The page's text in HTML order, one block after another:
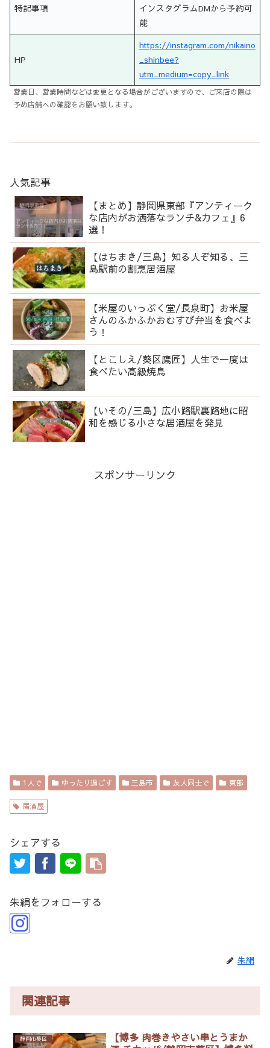
特記事項
インスタグラムDMから予約可
能
HP
https://instagram.com/nikaino
_shinbee?
utm_medium=copy_link
営業日、営業時間などは変更となる場合がございますので、ご来店の際は
予め店舗への確認をお願い致します。
人気記事
【まとめ】静岡県東部『アンティーク
な店内がお洒落なランチ&カフェ』6
選！
【はちまき/三島】知る人ぞ知る、三
島駅前の割烹居酒屋
【米屋のいっぷく堂/長泉町】お米屋
さんのふかふかおむすび弁当を食べよ
う！
【とこしえ/葵区鷹匠】人生で一度は
食べたい高級焼鳥
【いその/三島】広小路駅裏路地に昭
和を感じる小さな居酒屋を発見
スポンサーリンク
1人で ゆったり過ごす 三島市 友人同士で 東部
居酒屋
シェアする
朱絹をフォローする
朱絹
関連記事
静岡市葵区
【博多 肉巻きやさい串とうまか